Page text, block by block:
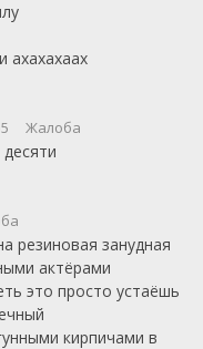
ахахахаах
Жалоба
резиновая занудная
актёрами
это просто устаёшь
кирпичами в